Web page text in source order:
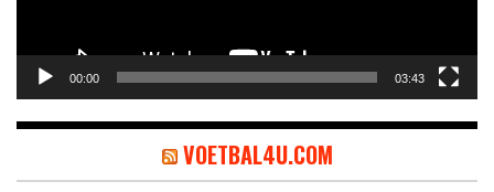
00:00 03:43
VOETBAL4U.COM